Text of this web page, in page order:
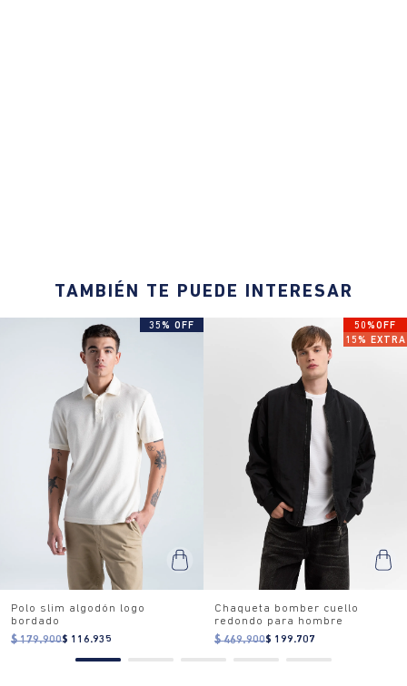
TAMBIÉN TE PUEDE INTERESAR
35% OFF
Polo slim algodón logo
bordado
$ 179.900$ 116.935
50%OFF
15% EXTRA
Chaqueta bomber cuello
redondo para hombre
$ 469.900$ 199.707